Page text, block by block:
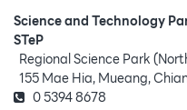
Science and Technology
STeP
Regional Science Park
155 Mae Hia, Mueang,
0 5394 8678